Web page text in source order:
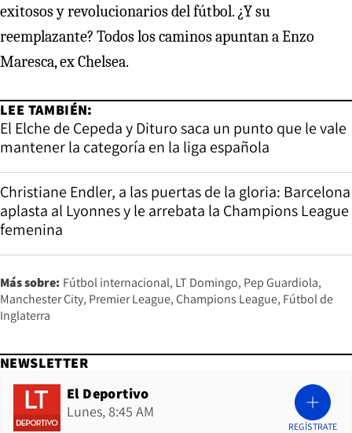
exitosos y revolucionarios del fútbol. ¿Y su
reemplazante? Todos los caminos apuntan a Enzo
Maresca, ex Chelsea.
LEE TAMBIÉN:
El Elche de Cepeda y Dituro saca un punto que le vale
mantener la categoría en la liga española
Christiane Endler, a las puertas de la gloria: Barcelona
aplasta al Lyonnes y le arrebata la Champions League
femenina
Más sobre: Fútbol internacional LT Domingo Pep Guardiola
Manchester City Premier League Champions League Fútbol de
Inglaterra
NEWSLETTER
El Deportivo
Lunes, 8:45 AM
REGÍSTRATE